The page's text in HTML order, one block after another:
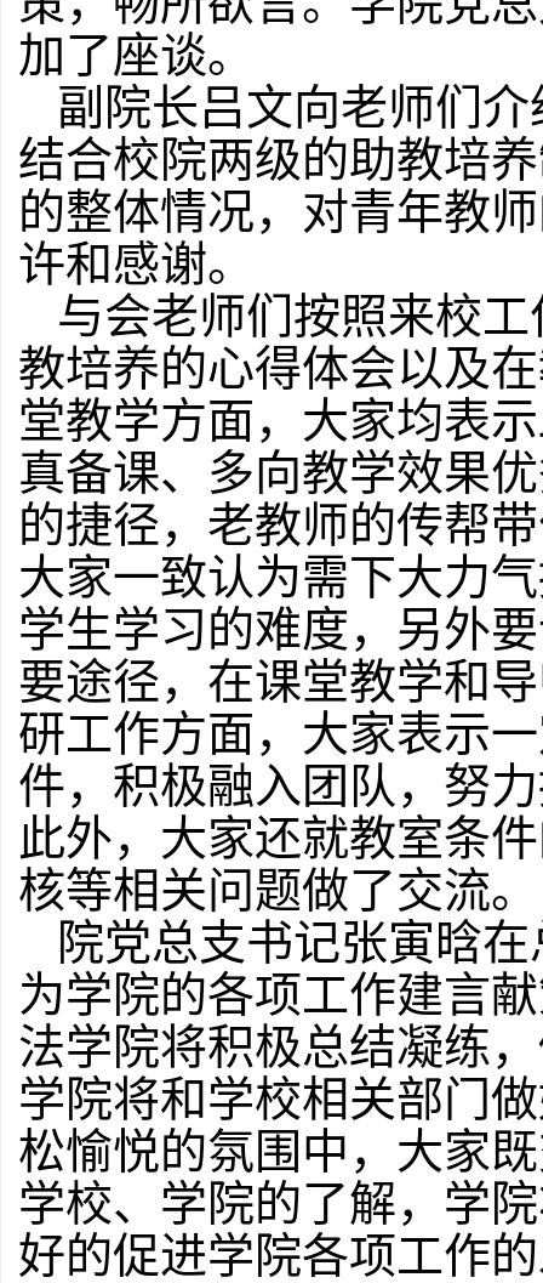
加了座谈。
副院长吕文向老师们
结合校院两级的助教培
的整体情况，对青年教
许和感谢。
与会老师们按照来校
教培养的心得体会以及
堂教学方面，大家均表
真备课、多向教学效果
的捷径，老教师的传帮
大家一致认为需下大力
学生学习的难度，另外
要途径，在课堂教学和
研工作方面，大家表示
件，积极融入团队，努
此外，大家还就教室条
核等相关问题做了交流。
院党总支书记张寅晗
为学院的各项工作建言
法学院将积极总结凝练
学院将和学校相关部门
松愉悦的氛围中，大家
学校、学院的了解，学
好的促进学院各项工作